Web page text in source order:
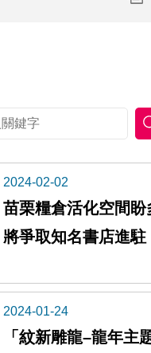
2024-02-02
苗栗糧倉活化空間
將爭取知名書店進駐
2024-01-24
「紋新雕龍–龍年主